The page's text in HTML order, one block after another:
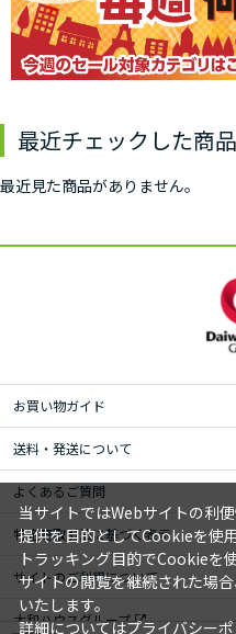
最近チェックした商品
最近見た商品がありません。
お買い物ガイド
送料・発送について
よくあるご質問
特定商取引法に基づく表示
サイトのご利用について
大和ハウスグループ
当サイトではWebサイトの利
提供を目的としてCookieを使
トラッキング目的でCookieを
サイトの閲覧を継続された場
いたします。
詳細についてはプライバシー